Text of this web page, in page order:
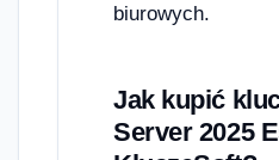
biurowych.
Jak kupić
Server 2025